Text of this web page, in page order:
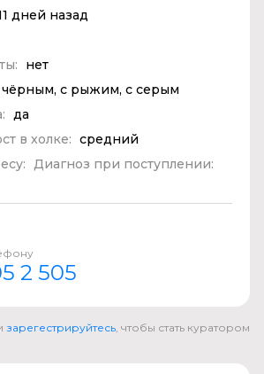
дней назад
нет
чёрным, с рыжим, с серым
да
в холке: средний
Диагноз при поступлении:
2 505
зарегестрируйтесь, чтобы стать куратором